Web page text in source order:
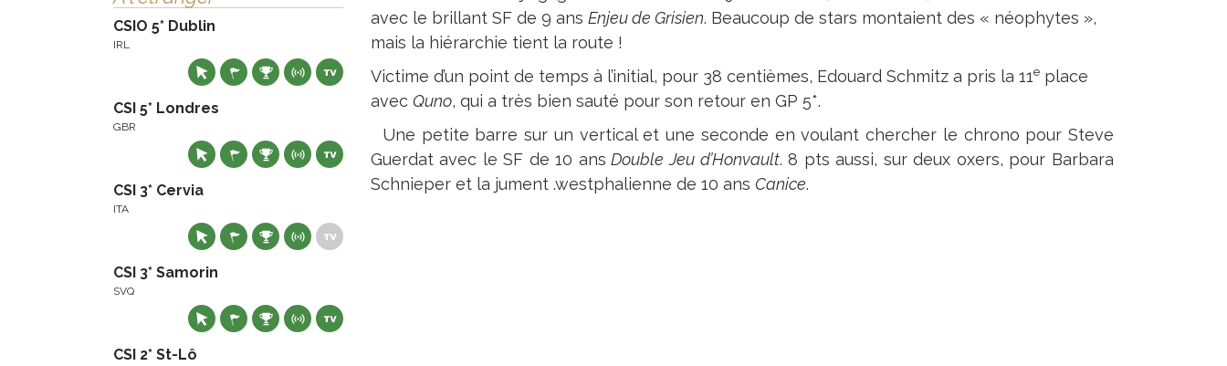
avec le brillant SF de 9 ans Enjeu de Grisien. Beaucoup de stars montaient des « néophytes »,
mais la hiérarchie tient la route !
Victime d’un point de temps à l’initial, pour 38 centièmes, Edouard Schmitz a pris la 11eplace
avec Quno, qui a très bien sauté pour son retour en GP 5*.
Une petite barre sur un vertical et une seconde en voulant chercher le chrono pour Steve
Guerdat avec le SF de 10 ans Double Jeu d’Honvault. 8 pts aussi, sur deux oxers, pour Barbara
Schnieper et la jument .westphalienne de 10 ans Canice.
CSIO 5* Dublin
IRL
CSI 5* Londres
GBR
CSI 3* Cervia
ITA
CSI 3* Samorin
SVQ
CSI 2* St-Lô